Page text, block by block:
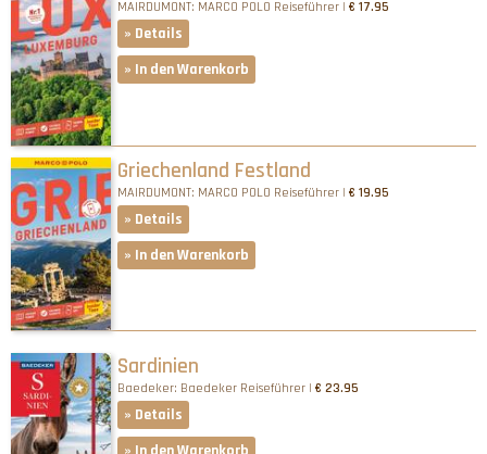
MAIRDUMONT: MARCO POLO Reiseführer |€ 17.95
» Details
» In den Warenkorb
Griechenland Festland
MAIRDUMONT: MARCO POLO Reiseführer |€ 19.95
» Details
» In den Warenkorb
Sardinien
Baedeker: Baedeker Reiseführer |€ 23.95
» Details